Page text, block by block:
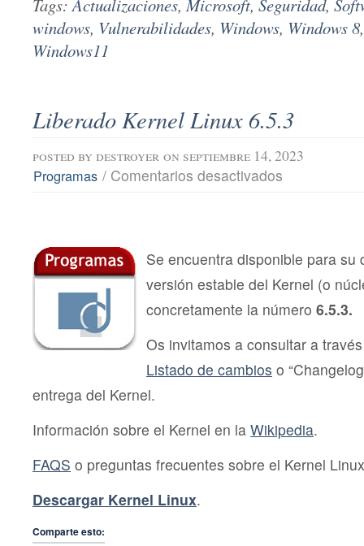
Tags:Actualizaciones,Microsoft, Seguridad,
windows, Vulnerabilidades, Windows, Windows 8
Windows11
Liberado Kernel Linux 6.5.3
posted by destroyer on septiembre 14, 2023
Programas / Comentarios desactivados
Se encuentra disponible para su
versión estable del Kernel (o
concretamente la número 6.5.3.
Os invitamos a consultar a
Listado de cambios o
entrega del Kernel.
Información sobre el Kernel en la Wikipedia.
FAQS o preguntas frecuentes sobre el Kernel
Descargar Kernel Linux.
Comparte esto: